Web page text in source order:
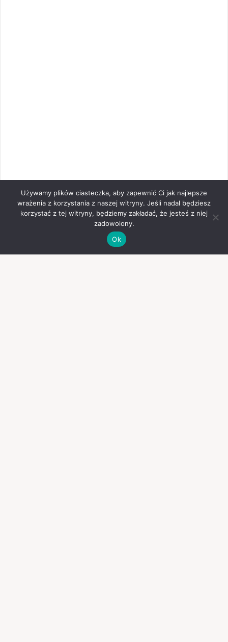
Używamy plików ciasteczka, aby zapewnić Ci jak najlepsze
wrażenia z korzystania z naszej witryny. Jeśli nadal będziesz
korzystać z tej witryny, będziemy zakładać, że jesteś z niej
zadowolony.
Ok